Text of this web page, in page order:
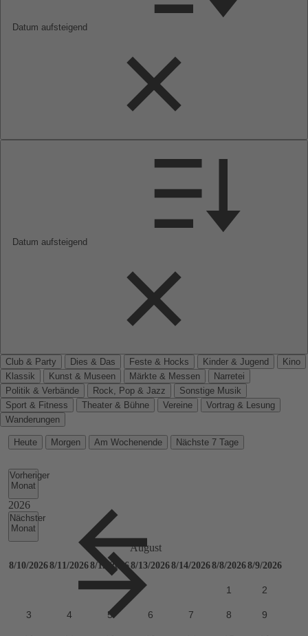
Datum aufsteigend
Datum aufsteigend
Club & Party Dies & Das Feste & Hocks Kinder & Jugend
Kino
Klassik
Kunst & Museen Märkte & Messen
Narretei
Politik & Verbände
Rock, Pop & Jazz
Sonstige Musik
Sport & Fitness
Theater & Bühne Vereine
Vortrag & Lesung
Wanderungen
Heute Morgen Am Wochenende Nächste 7 Tage
Vorheriger
Monat
Nächster
Monat